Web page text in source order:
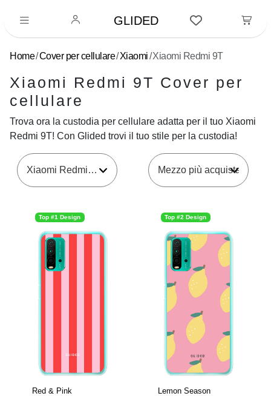
GLIDED
Home Cover per cellulare Xiaomi Xiaomi Redmi 9T
Xiaomi Redmi 9T Cover per
cellulare
Trova ora la custodia per cellulare adatta per il tuo Xiaomi
Redmi 9T! Con Glided trovi il tuo stile per la custodia!
Xiaomi Redmi 9T
Top #1 Design
Red & Pink
Top #2 Design
Lemon Season